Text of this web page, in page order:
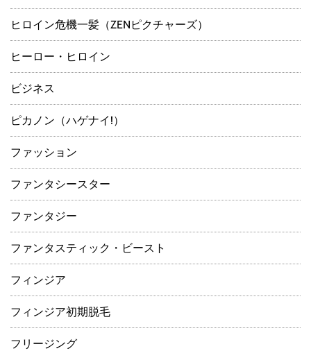
ヒロイン危機一髪（ZENピクチャーズ）
ヒーロー・ヒロイン
ビジネス
ピカノン（ハゲナイ!）
ファッション
ファンタシースター
ファンタジー
ファンタスティック・ビースト
フィンジア
フィンジア初期脱毛
フリージング